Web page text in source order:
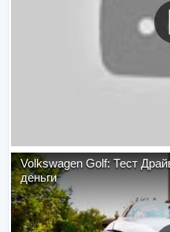
Volkswagen Golf: Тест
деньги